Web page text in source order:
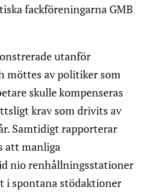
fackföreningarna GMB
utanför
möttes av politiker som
skulle kompenseras
krav som drivits av
Samtidigt rapporterar
att manliga
nio renhållningsstationer
i spontana stödaktioner